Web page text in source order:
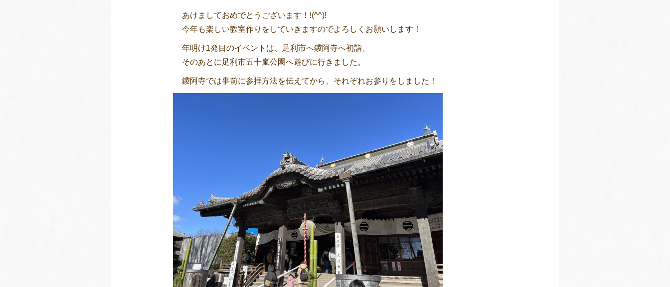
あけましておめでとうございます！!(^^)!
今年も楽しい教室作りをしていきますのでよろしくお願いします！
年明け1発目のイベントは、足利市へ鑁阿寺へ初詣、
そのあとに足利市五十嵐公園へ遊びに行きました。
鑁阿寺では事前に参拝方法を伝えてから、それぞれお参りをしました！